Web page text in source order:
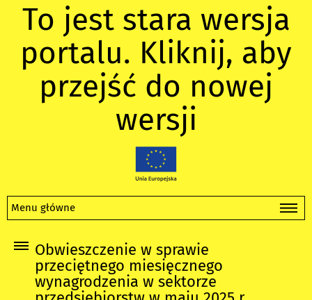
To jest stara wersja
portalu. Kliknij, aby
przejść do nowej
wersji
Menu główne
Obwieszczenie w sprawie
przeciętnego miesięcznego
wynagrodzenia w sektorze